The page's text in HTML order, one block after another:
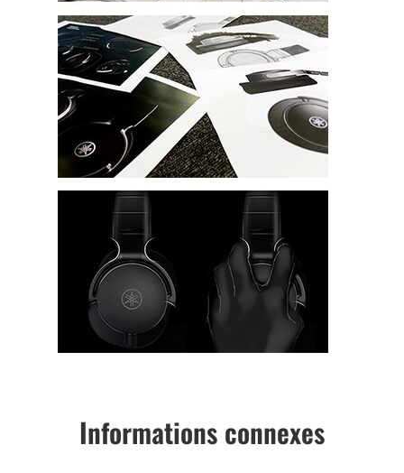
Informations connexes